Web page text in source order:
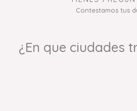
Contestamos tus
¿En que ciudades